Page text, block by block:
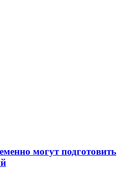
могут подготовить